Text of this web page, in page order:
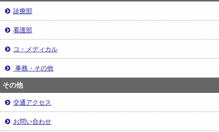
診療部
看護部
コ・メディカル
事務・その他
その他
交通アクセス
お問い合わせ